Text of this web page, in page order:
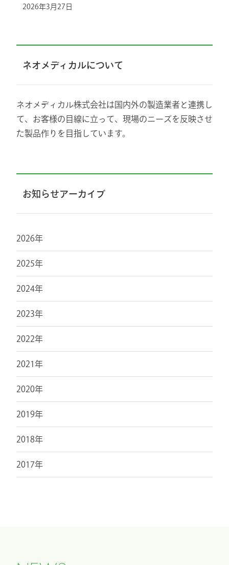
2026年3月27日
ネオメディカルについて
ネオメディカル株式会社は国内外の製造業者と連携し
て、お客様の目線に立って、現場のニーズを反映させ
た製品作りを目指しています。
お知らせアーカイブ
2026年
2025年
2024年
2023年
2022年
2021年
2020年
2019年
2018年
2017年